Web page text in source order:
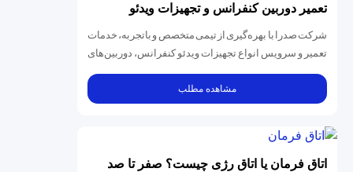
تعمیر دوربین کنفرانس و تجهیزات ویدئو
کنفرانس
شرکت صدرا با بهره‌گیری از تیمی متخصص و باتجربه، خدمات
تعمیر و سرویس انواع تجهیزات ویدئو کنفرانس، دوربین‌های
مشاهده مطلب
اتاق فرمان یا اتاق رژی چیست؟ صفر تا صد